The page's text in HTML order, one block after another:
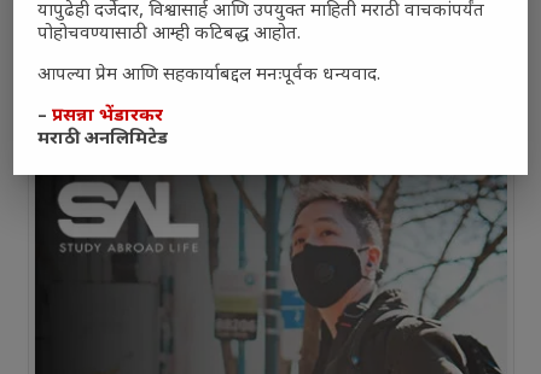
यापुढेही दर्जेदार, विश्वासार्ह आणि उपयुक्त माहिती मराठी वाचकांपर्यंत
पोहोचवण्यासाठी आम्ही कटिबद्ध आहोत.
आपल्या प्रेम आणि सहकार्याबद्दल मनःपूर्वक धन्यवाद.
–प्रसन्ना भेंडारकर
मराठी अनलिमिटेड